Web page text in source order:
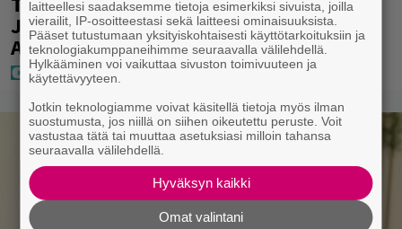
Jokerin isot rahat – Tokmannilla,
ABC:lla, netissä…
laitteellesi saadaksemme tietoja esimerkiksi sivuista, joilla
vierailit, IP-osoitteestasi sekä laitteesi ominaisuuksista.
Pääset tutustumaan yksityiskohtaisesti käyttötarkoituksiin ja
teknologiakumppaneihimme seuraavalla välilehdellä.
Hylkääminen voi vaikuttaa sivuston toimivuuteen ja
käytettävyyteen.
Jotkin teknologiamme voivat käsitellä tietoja myös ilman
suostumusta, jos niillä on siihen oikeutettu peruste. Voit
vastustaa tätä tai muuttaa asetuksiasi milloin tahansa
seuraavalla välilehdellä.
Hyväksyn kaikki
Omat valintani